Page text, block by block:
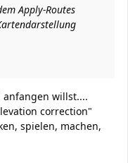
Apply-Routes
anfangen willst....
correction"
spielen, machen,